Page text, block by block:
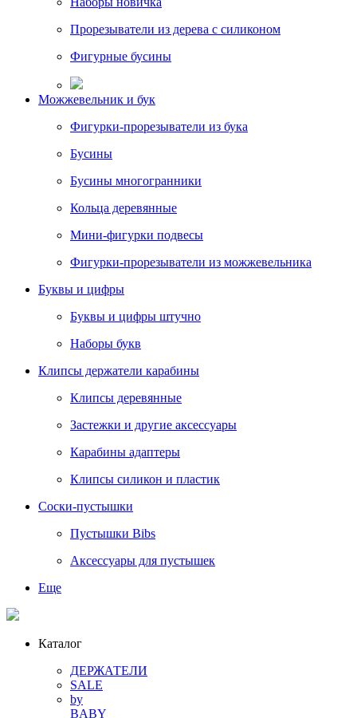
Прорезыватели из дерева с силиконом
Фигурные бусины
Можжевельник и бук
Фигурки-прорезыватели из бука
Бусины
Бусины многогранники
Кольца деревянные
Мини-фигурки подвесы
Фигурки-прорезыватели из можжевельника
Буквы и цифры
Буквы и цифры штучно
Наборы букв
Клипсы держатели карабины
Клипсы деревянные
Застежки и другие аксессуары
Карабины адаптеры
Клипсы силикон и пластик
Соски-пустышки
Пустышки Bibs
Аксессуары для пустышек
Еще
Каталог
ДЕРЖАТЕЛИ
SALE
by
BABY